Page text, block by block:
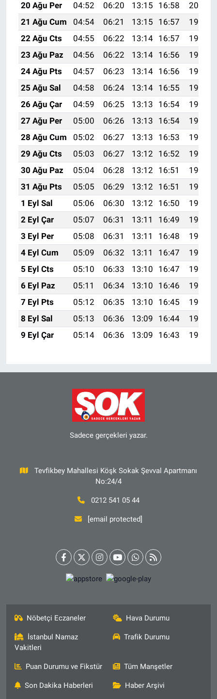
20 Ağu Per
04:52 06:20 13:15 16:58
20:00
21 Ağu Cum
04:54 06:21 13:15 16:57
19:59
22 Ağu Cts
04:55 06:22 13:14 16:57
19:57
23 Ağu Paz
04:56 06:22 13:14 16:56
19:56
24 Ağu Pts
04:57 06:23 13:14 16:56
19:55
25 Ağu Sal
04:58 06:24 13:14 16:55
19:53
26 Ağu Çar
04:59 06:25 13:13 16:54
19:52
27 Ağu Per
05:00 06:26 13:13 16:54
19:50
28 Ağu Cum
05:02 06:27 13:13 16:53
19:49
29 Ağu Cts
05:03 06:27 13:12 16:52
19:48
30 Ağu Paz
05:04 06:28 13:12 16:51
19:46
31 Ağu Pts
05:05 06:29 13:12 16:51
19:45
1 Eyl Sal
05:06 06:30 13:12 16:50
19:43
2 Eyl Çar
05:07 06:31 13:11 16:49
19:42
3 Eyl Per
05:08 06:31 13:11 16:48
19:40
4 Eyl Cum
05:09 06:32 13:11 16:47
19:39
5 Eyl Cts
05:10 06:33 13:10 16:47
19:37
6 Eyl Paz
05:11 06:34 13:10 16:46
19:36
7 Eyl Pts
05:12 06:35 13:10 16:45
19:34
8 Eyl Sal
05:13 06:36 13:09 16:44
19:33
9 Eyl Çar
05:14 06:36 13:09 16:43 19:31
Sadece gerçekleri yazar.
Tevfikbey Mahallesi Köşk Sokak Şevval Apartmanı
No:24/4
0212 541 05 44
[email protected]
Nöbetçi Eczaneler Hava Durumu
İstanbul Namaz
Vakitleri
Trafik Durumu
Puan Durumu ve Fikstür Tüm Manşetler
Son Dakika Haberleri Haber Arşivi